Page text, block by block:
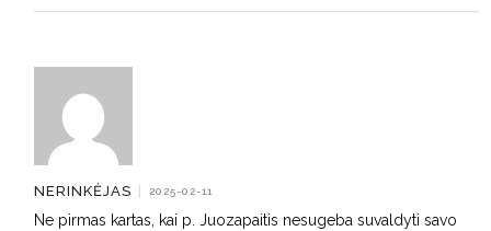
NERINKĖJAS | 2025-02-11
Ne pirmas kartas, kai p. Juozapaitis nesugeba suvaldyti savo